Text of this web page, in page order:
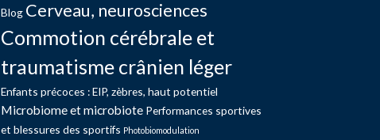
Blog Cerveau, neurosciences
Commotion cérébrale et
traumatisme crânien léger
Enfants précoces : EIP, zèbres, haut potentiel
Microbiome et microbiote Performances sportives
et blessures des sportifs Photobiomodulation